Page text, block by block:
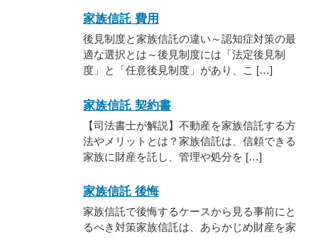
家族信託 費用
後見制度と家族信託の違い～認知症対策の最
適な選択とは～後見制度には「法定後見制
度」と「任意後見制度」があり、こ […]
家族信託 契約書
【司法書士が解説】不動産を家族信託する方
法やメリットとは？家族信託は、信頼できる
家族に財産を託し、管理や処分を […]
家族信託 後悔
家族信託で後悔するケースから見る事前にと
るべき対策家族信託は、あらかじめ財産を家